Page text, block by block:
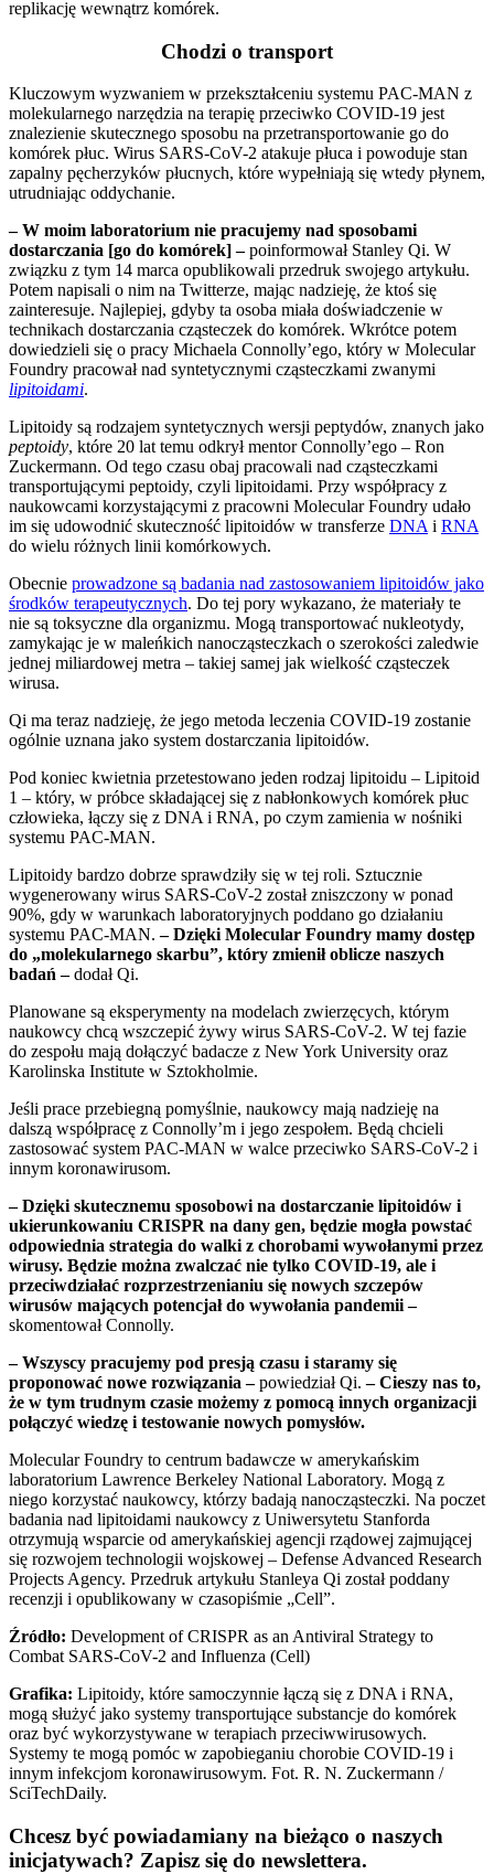
replikację wewnątrz komórek.
Chodzi o transport
Kluczowym wyzwaniem w przekształceniu systemu PAC-MAN z
molekularnego narzędzia na terapię przeciwko COVID-19 jest
znalezienie skutecznego sposobu na przetransportowanie go do
komórek płuc. Wirus SARS-CoV-2 atakuje płuca i powoduje stan
zapalny pęcherzyków płucnych, które wypełniają się wtedy płynem,
utrudniając oddychanie.
– W moim laboratorium nie pracujemy nad sposobami
dostarczania [go do komórek] –poinformował Stanley Qi. W
związku z tym 14 marca opublikowali przedruk swojego artykułu.
Potem napisali o nim na Twitterze, mając nadzieję, że ktoś się
zainteresuje. Najlepiej, gdyby ta osoba miała doświadczenie w
technikach dostarczania cząsteczek do komórek. Wkrótce potem
dowiedzieli się o pracy Michaela Connolly’ego, który w Molecular
Foundry pracował nad syntetycznymi cząsteczkami zwanymi
lipitoidami.
Lipitoidy są rodzajem syntetycznych wersji peptydów, znanych jako
peptoidy, które 20 lat temu odkrył mentor Connolly’ego – Ron
Zuckermann. Od tego czasu obaj pracowali nad cząsteczkami
transportującymi peptoidy, czyli lipitoidami. Przy współpracy z
naukowcami korzystającymi z pracowni Molecular Foundry udało
im się udowodnić skuteczność lipitoidów w transferze DNAi RNA
do wielu różnych linii komórkowych.
Obecnie prowadzone są badania nad zastosowaniem lipitoidów jako
środków terapeutycznych. Do tej pory wykazano, że materiały te
nie są toksyczne dla organizmu. Mogą transportować nukleotydy,
zamykając je w maleńkich nanocząsteczkach o szerokości zaledwie
jednej miliardowej metra – takiej samej jak wielkość cząsteczek
wirusa.
Qi ma teraz nadzieję, że jego metoda leczenia COVID-19 zostanie
ogólnie uznana jako system dostarczania lipitoidów.
Pod koniec kwietnia przetestowano jeden rodzaj lipitoidu – Lipitoid
1 – który, w próbce składającej się z nabłonkowych komórek płuc
człowieka, łączy się z DNA i RNA, po czym zamienia w nośniki
systemu PAC-MAN.
Lipitoidy bardzo dobrze sprawdziły się w tej roli. Sztucznie
wygenerowany wirus SARS-CoV-2 został zniszczony w ponad
90%, gdy w warunkach laboratoryjnych poddano go działaniu
systemu PAC-MAN.– Dzięki Molecular Foundry mamy dostęp
do „molekularnego skarbu”, który zmienił oblicze naszych
badań –dodał Qi.
Planowane są eksperymenty na modelach zwierzęcych, którym
naukowcy chcą wszczepić żywy wirus SARS-CoV-2. W tej fazie
do zespołu mają dołączyć badacze z New York University oraz
Karolinska Institute w Sztokholmie.
Jeśli prace przebiegną pomyślnie, naukowcy mają nadzieję na
dalszą współpracę z Connolly’m i jego zespołem. Będą chcieli
zastosować system PAC-MAN w walce przeciwko SARS-CoV-2 i
innym koronawirusom.
– Dzięki skutecznemu sposobowi na dostarczanie lipitoidów i
ukierunkowaniu CRISPR na dany gen, będzie mogła powstać
odpowiednia strategia do walki z chorobami wywołanymi przez
wirusy. Będzie można zwalczać nie tylko COVID-19, ale i
przeciwdziałać rozprzestrzenianiu się nowych szczepów
wirusów mających potencjał do wywołania pandemii –
skomentował Connolly.
– Wszyscy pracujemy pod presją czasu i staramy się
proponować nowe rozwiązania –powiedział Qi.– Cieszy nas to,
że w tym trudnym czasie możemy z pomocą innych organizacji
połączyć wiedzę i testowanie nowych pomysłów.
Molecular Foundry to centrum badawcze w amerykańskim
laboratorium Lawrence Berkeley National Laboratory. Mogą z
niego korzystać naukowcy, którzy badają nanocząsteczki. Na poczet
badania nad lipitoidami naukowcy z Uniwersytetu Stanforda
otrzymują wsparcie od amerykańskiej agencji rządowej zajmującej
się rozwojem technologii wojskowej – Defense Advanced Research
Projects Agency. Przedruk artykułu Stanleya Qi został poddany
recenzji i opublikowany w czasopiśmie „Cell”.
Źródło: Development of CRISPR as an Antiviral Strategy to
Combat SARS-CoV-2 and Influenza (Cell)
Grafika: Lipitoidy, które samoczynnie łączą się z DNA i RNA,
mogą służyć jako systemy transportujące substancje do komórek
oraz być wykorzystywane w terapiach przeciwwirusowych.
Systemy te mogą pomóc w zapobieganiu chorobie COVID-19 i
innym infekcjom koronawirusowym. Fot. R. N. Zuckermann /
SciTechDaily.
Chcesz być powiadamiany na bieżąco o naszych
inicjatywach? Zapisz się do newslettera.